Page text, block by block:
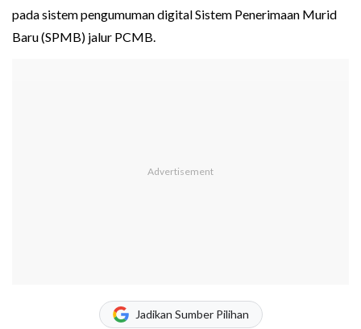
pada sistem pengumuman digital Sistem Penerimaan Murid
Baru (SPMB) jalur PCMB.
Jadikan Sumber Pilihan